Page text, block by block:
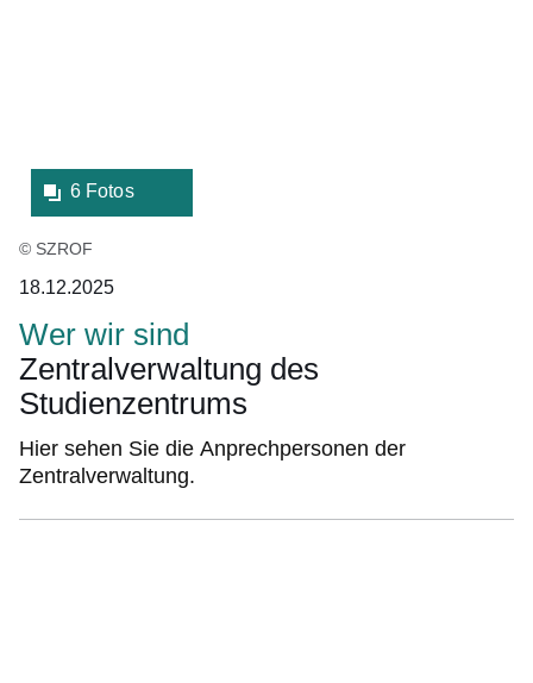
6 Fotos
© SZROF
18.12.2025
Wer wir sind
Zentralverwaltung des
Studienzentrums
Hier sehen Sie die Anprechpersonen der
Zentralverwaltung.